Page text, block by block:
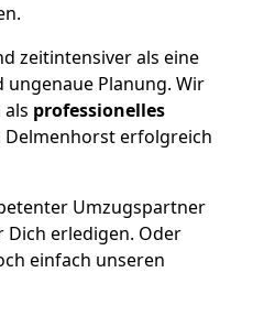
zeitintensiver als eine
Planung. Wir
professionelles
Delmenhorst erfolgreich
Umzugspartner
Dich erledigen. Oder
einfach unseren